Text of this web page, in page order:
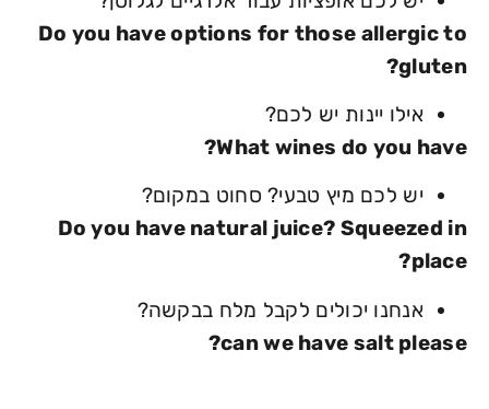
Do you have options for those allergic to
gluten?
אילו יינות יש לכם?
What wines do you have?
יש לכם מיץ טבעי? סחוט במקום?
Do you have natural juice? Squeezed in
place?
אנחנו יכולים לקבל מלח בבקשה?
can we have salt please?